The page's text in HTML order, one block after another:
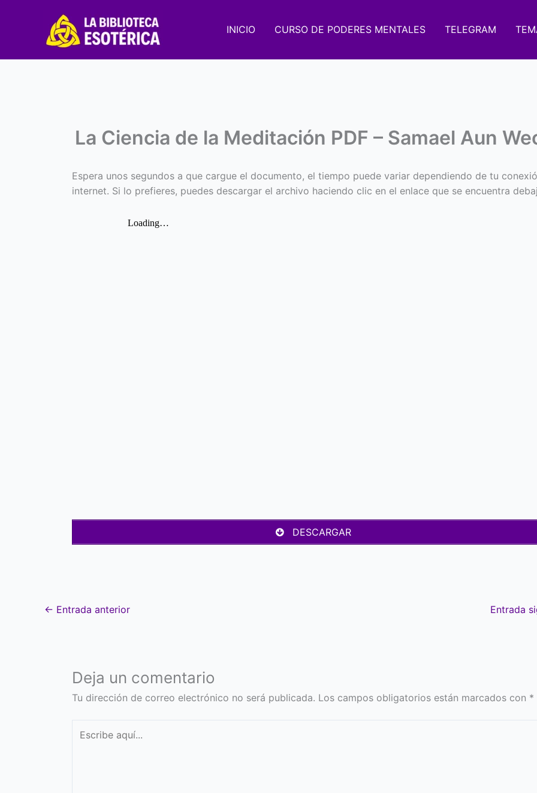
INICIO CURSO DE PODERES MENTALES TELEGRAM
La Ciencia de la Meditación PDF – Samael Aun
Espera unos segundos a que cargue el documento, el tiempo puede variar dependiendo de tu
internet. Si lo prefieres, puedes descargar el archivo haciendo clic en el enlace que se encuentra
DESCARGAR
← Entrada anterior Entrada
Deja un comentario
Tu dirección de correo electrónico no será publicada. Los campos obligatorios están marcados con *
aquí...